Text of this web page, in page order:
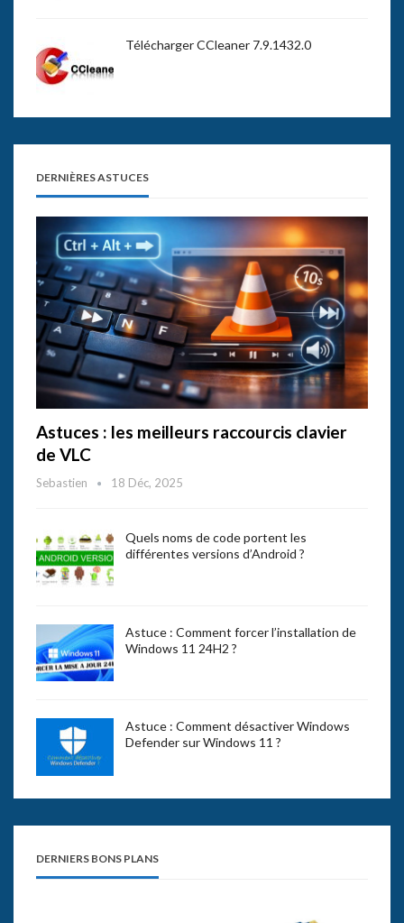
Télécharger CCleaner 7.9.1432.0
DERNIÈRES ASTUCES
Astuces : les meilleurs raccourcis clavier
de VLC
Sebastien 18 Déc, 2025
Quels noms de code portent les
différentes versions d’Android ?
Astuce : Comment forcer l’installation de
Windows 11 24H2 ?
Astuce : Comment désactiver Windows
Defender sur Windows 11 ?
DERNIERS BONS PLANS